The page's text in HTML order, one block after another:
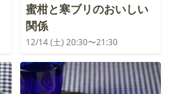
蜜柑と寒ブリのおいしい
関係
12/14 (土) 20:30〜21:30